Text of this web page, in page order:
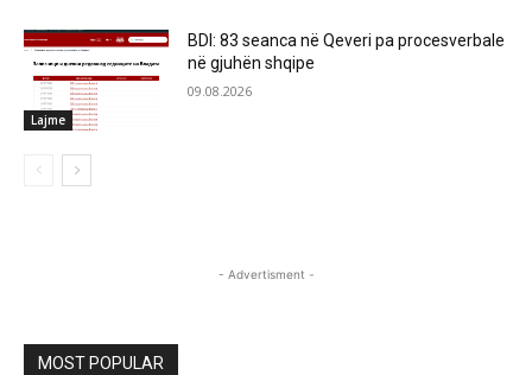
Lajme
BDI: 83 seanca në Qeveri pa procesverbale
në gjuhën shqipe
09.08.2026
- Advertisment -
MOST POPULAR